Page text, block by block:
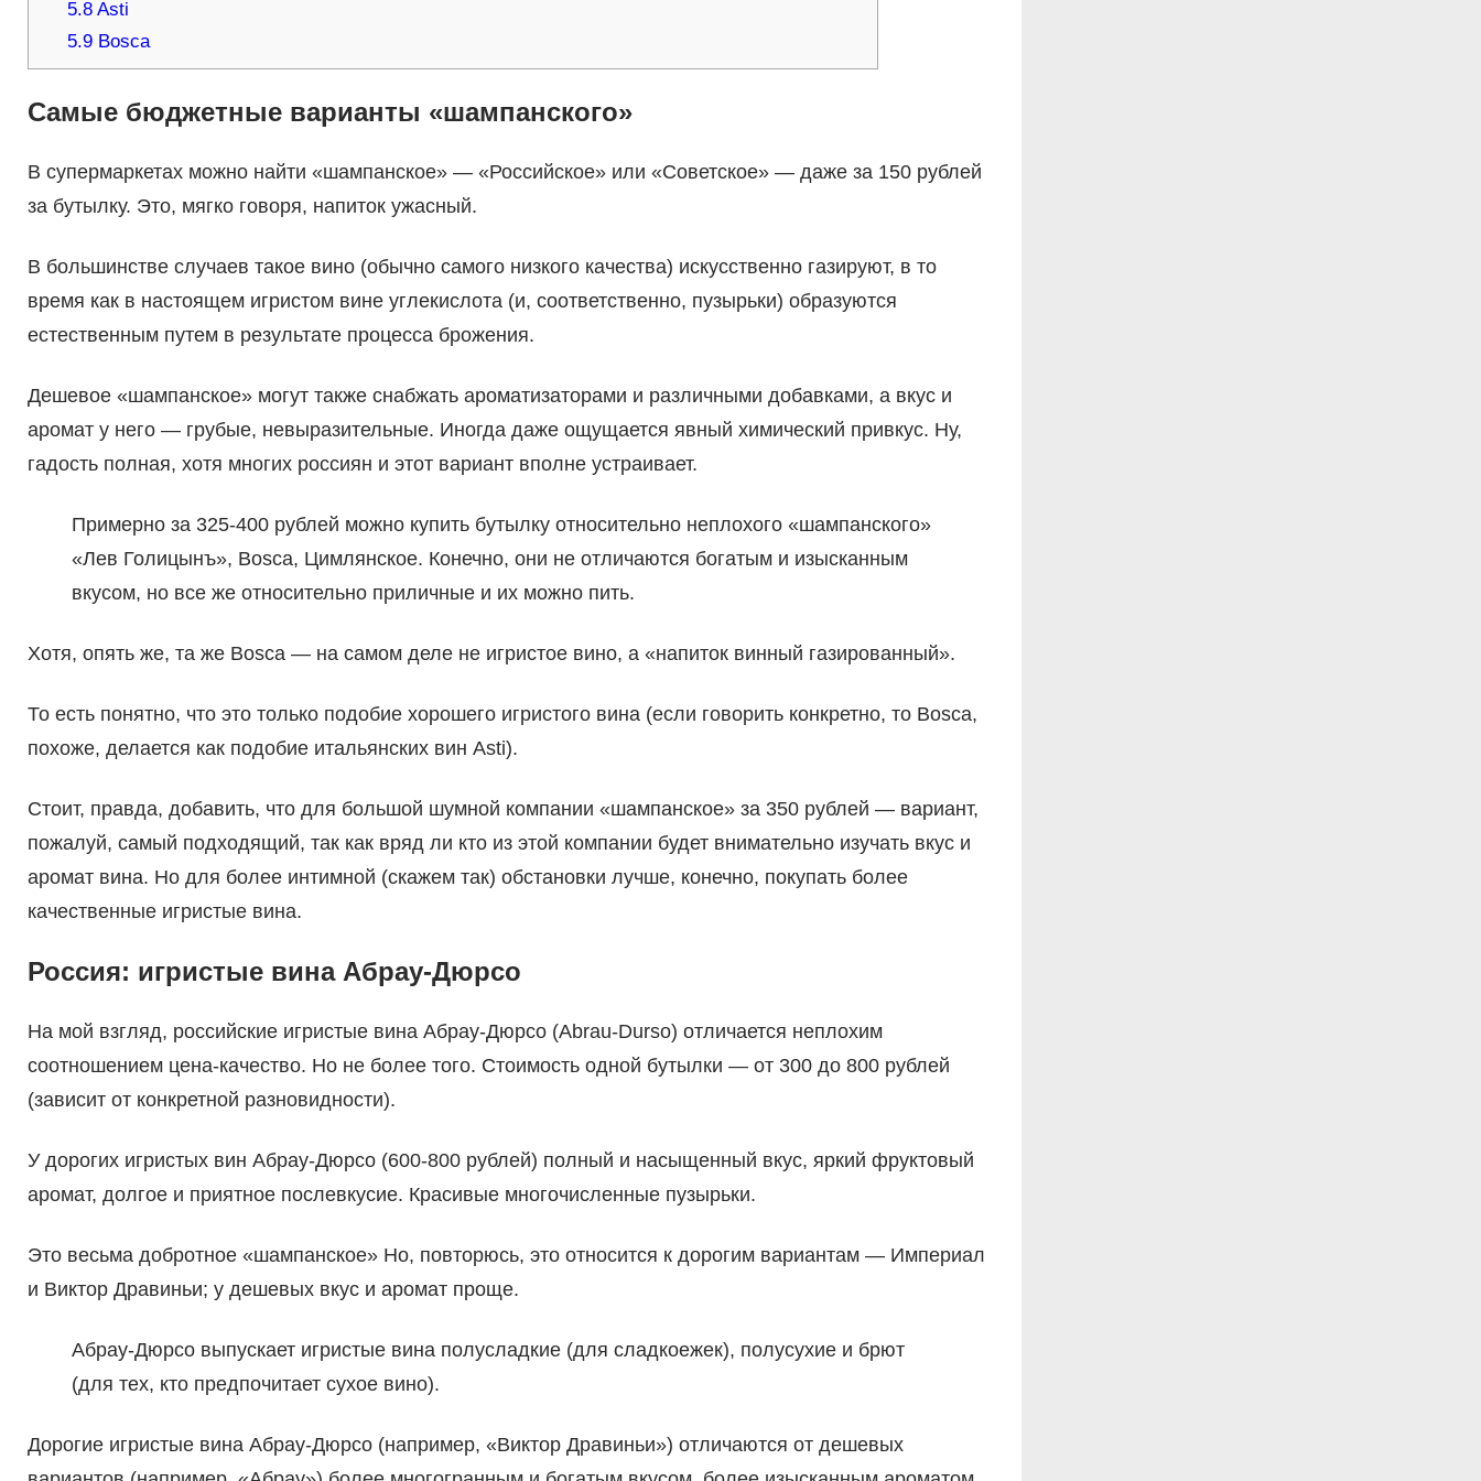
5.8 Asti
5.9 Bosca
Самые бюджетные варианты «шампанского»
В супермаркетах можно найти «шампанское» — «Российское» или «Советское» — даже за 150 рублей
за бутылку. Это, мягко говоря, напиток ужасный.
В большинстве случаев такое вино (обычно самого низкого качества) искусственно газируют, в то
время как в настоящем игристом вине углекислота (и, соответственно, пузырьки) образуются
естественным путем в результате процесса брожения.
Дешевое «шампанское» могут также снабжать ароматизаторами и различными добавками, а вкус и
аромат у него — грубые, невыразительные. Иногда даже ощущается явный химический привкус. Ну,
гадость полная, хотя многих россиян и этот вариант вполне устраивает.
Примерно за 325-400 рублей можно купить бутылку относительно неплохого «шампанского»
«Лев Голицынъ», Bosca, Цимлянское. Конечно, они не отличаются богатым и изысканным
вкусом, но все же относительно приличные и их можно пить.
Хотя, опять же, та же Bosca — на самом деле не игристое вино, а «напиток винный газированный».
То есть понятно, что это только подобие хорошего игристого вина (если говорить конкретно, то Bosca,
похоже, делается как подобие итальянских вин Asti).
Стоит, правда, добавить, что для большой шумной компании «шампанское» за 350 рублей — вариант,
пожалуй, самый подходящий, так как вряд ли кто из этой компании будет внимательно изучать вкус и
аромат вина. Но для более интимной (скажем так) обстановки лучше, конечно, покупать более
качественные игристые вина.
Россия: игристые вина Абрау-Дюрсо
На мой взгляд, российские игристые вина Абрау-Дюрсо (Abrau-Durso) отличается неплохим
соотношением цена-качество. Но не более того. Стоимость одной бутылки — от 300 до 800 рублей
(зависит от конкретной разновидности).
У дорогих игристых вин Абрау-Дюрсо (600-800 рублей) полный и насыщенный вкус, яркий фруктовый
аромат, долгое и приятное послевкусие. Красивые многочисленные пузырьки.
Это весьма добротное «шампанское» Но, повторюсь, это относится к дорогим вариантам — Империал
и Виктор Дравиньи; у дешевых вкус и аромат проще.
Абрау-Дюрсо выпускает игристые вина полусладкие (для сладкоежек), полусухие и брют
(для тех, кто предпочитает сухое вино).
Дорогие игристые вина Абрау-Дюрсо (например, «Виктор Дравиньи») отличаются от дешевых